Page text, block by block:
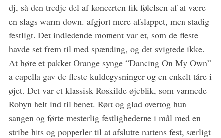
dj, så den tredje del af koncerten fik følelsen af at være
en slags warm down. afgjort mere afslappet, men stadig
festligt. Det indledende moment var et, som de fleste
havde set frem til med spænding, og det svigtede ikke.
At høre et pakket Orange synge “Dancing On My Own”
a capella gav de fleste kuldegysninger og en enkelt tåre i
øjet. Det var et klassisk Roskilde øjeblik, som varmede
Robyn helt ind til benet. Rørt og glad overtog hun
sangen og førte mesterlig festlighederne i mål med en
stribe hits og popperler til at afslutte nattens fest, særligt